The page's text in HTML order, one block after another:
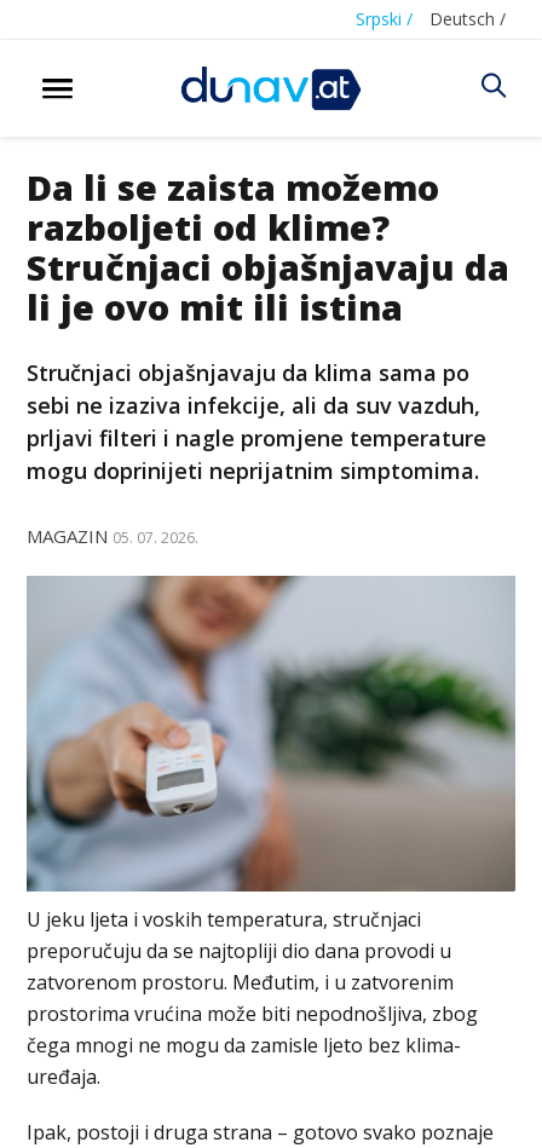
Srpski / Deutsch /
Da li se zaista možemo
razboljeti od klime?
Stručnjaci objašnjavaju da
li je ovo mit ili istina
Stručnjaci objašnjavaju da klima sama po
sebi ne izaziva infekcije, ali da suv vazduh,
prljavi filteri i nagle promjene temperature
mogu doprinijeti neprijatnim simptomima.
MAGAZIN 05. 07. 2026.
U jeku ljeta i voskih temperatura, stručnjaci
preporučuju da se najtopliji dio dana provodi u
zatvorenom prostoru. Međutim, i u zatvorenim
prostorima vrućina može biti nepodnošljiva, zbog
čega mnogi ne mogu da zamisle ljeto bez klima-
uređaja.
Ipak, postoji i druga strana – gotovo svako poznaje